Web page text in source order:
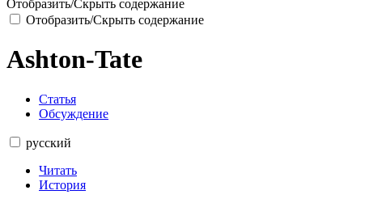
Отобразить/Скрыть содержание
Отобразить/Скрыть содержание
Ashton-Tate
Статья
Обсуждение
русский
Читать
История